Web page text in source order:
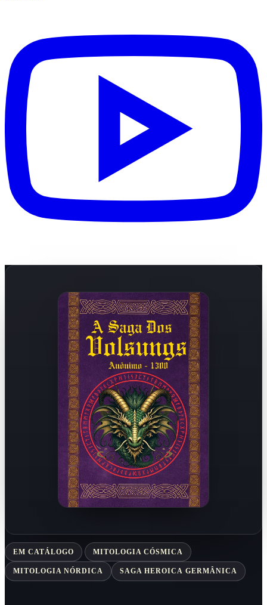
EM CATÁLOGO MITOLOGIA CÓSMICA
MITOLOGIA NÓRDICA SAGA HEROICA GERMÂNICA